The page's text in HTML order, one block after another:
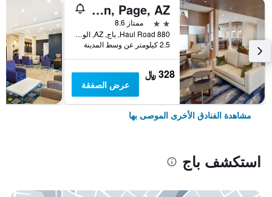
Country Inn & Suites by Radisson, Page, AZ
2 نجمتين
ممتاز 8.6
880 Haul Road, باج, AZ, الولايات المتحدة الأميريكية
2.5 كيلومتر عن وسط المدينة
328 ﷼
عرض الصفقة
مشاهدة الفنادق الأخرى الموصى بها
استكشف باج